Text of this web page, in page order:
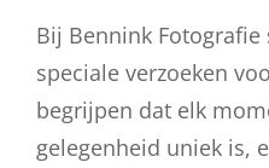
Bij Bennink
speciale verzoeken
begrijpen dat elk
gelegenheid uniek is,